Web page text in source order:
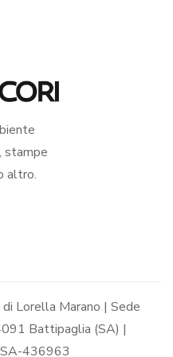
stampe
altro.
Lorella Marano | Sede
Battipaglia (SA) |
436963